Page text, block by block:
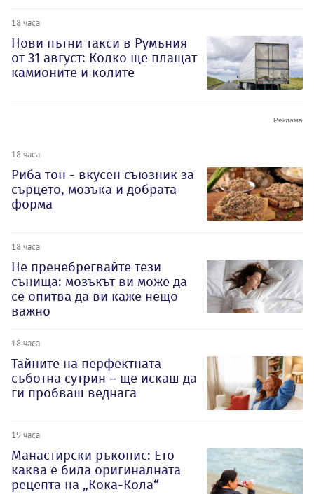
18 часа
Нови пътни такси в Румъния
от 31 август: Колко ще плащат
камионите и колите
18 часа
Риба тон - вкусен съюзник за
сърцето, мозъка и добрата
форма
18 часа
Не пренебрегвайте тези
сънища: мозъкът ви може да
се опитва да ви каже нещо
важно
18 часа
Тайните на перфектната
съботна сутрин – ще искаш да
ги пробваш веднага
19 часа
Манастирски ръкопис: Ето
каква е била оригиналната
рецепта на „Кока-Кола“